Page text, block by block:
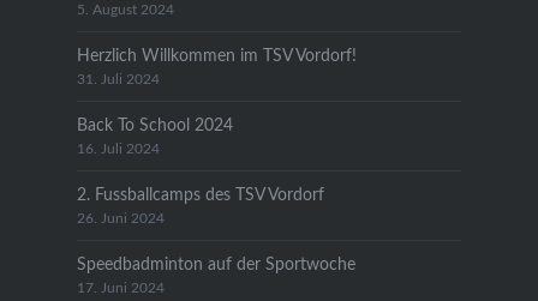
5. August 2024
Herzlich Willkommen im TSV Vordorf!
31. Juli 2024
Back To School 2024
16. Juli 2024
2. Fussballcamps des TSV Vordorf
26. Juni 2024
Speedbadminton auf der Sportwoche
17. Juni 2024